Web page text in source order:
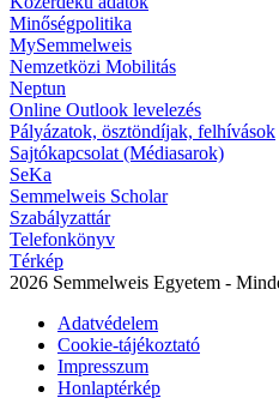
Minőségpolitika
MySemmelweis
Nemzetközi Mobilitás
Neptun
Online Outlook levelezés
Pályázatok, ösztöndíjak, felhívások
Sajtókapcsolat (Médiasarok)
SeKa
Semmelweis Scholar
Szabályzattár
Telefonkönyv
Térkép
2026 Semmelweis Egyetem -
Adatvédelem
Cookie-tájékoztató
Impresszum
Honlaptérkép